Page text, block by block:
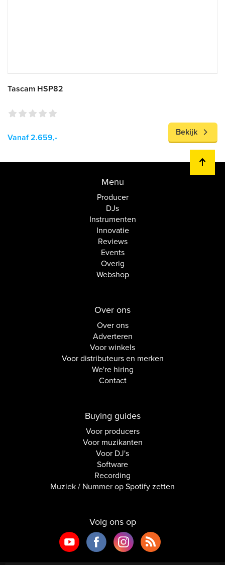
Tascam HSP82
Vanaf 2.659,-
Bekijk
Menu
Producer
DJs
Instrumenten
Innovatie
Reviews
Events
Overig
Webshop
Over ons
Over ons
Adverteren
Voor winkels
Voor distributeurs en merken
We're hiring
Contact
Buying guides
Voor producers
Voor muzikanten
Voor DJ's
Software
Recording
Muziek / Nummer op Spotify zetten
Volg ons op